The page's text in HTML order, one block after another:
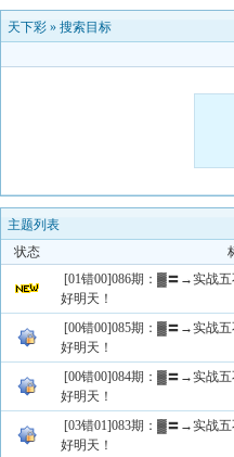
天下彩 » 搜索目标
主题列表
状态
[01错00]086期：▓〓→实战
好明天！
[00错00]085期：▓〓→实战
好明天！
[00错00]084期：▓〓→实战
好明天！
[03错01]083期：▓〓→实战
好明天！